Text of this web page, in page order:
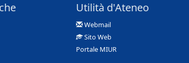
Utilità d'Ateneo
Webmail
Sito Web
Portale MIUR